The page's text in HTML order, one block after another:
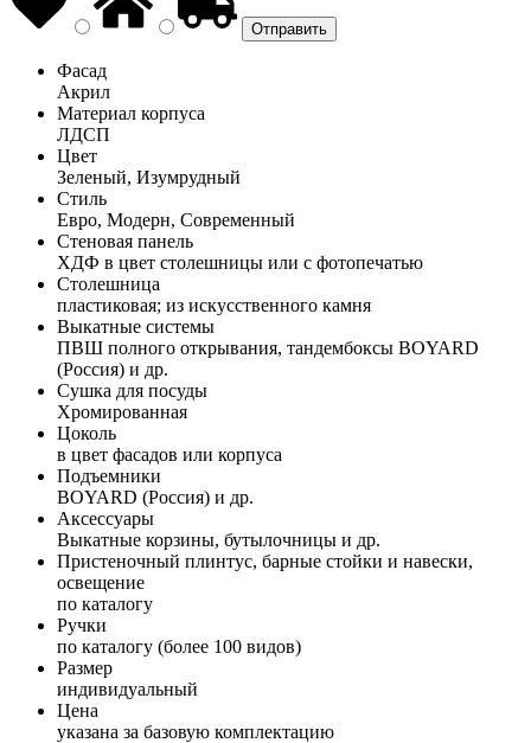
Фасад
Акрил
Материал корпуса
ЛДСП
Цвет
Зеленый, Изумрудный
Стиль
Евро, Модерн, Современный
Стеновая панель
ХДФ в цвет столешницы или с фотопечатью
Столешница
пластиковая; из искусственного камня
Выкатные системы
ПВШ полного открывания, тандембоксы BOYARD
(Россия) и др.
Сушка для посуды
Хромированная
Цоколь
в цвет фасадов или корпуса
Подъемники
BOYARD (Россия) и др.
Аксессуары
Выкатные корзины, бутылочницы и др.
Пристеночный плинтус, барные стойки и навески,
освещение
по каталогу
Ручки
по каталогу (более 100 видов)
Размер
индивидуальный
Цена
указана за базовую комплектацию